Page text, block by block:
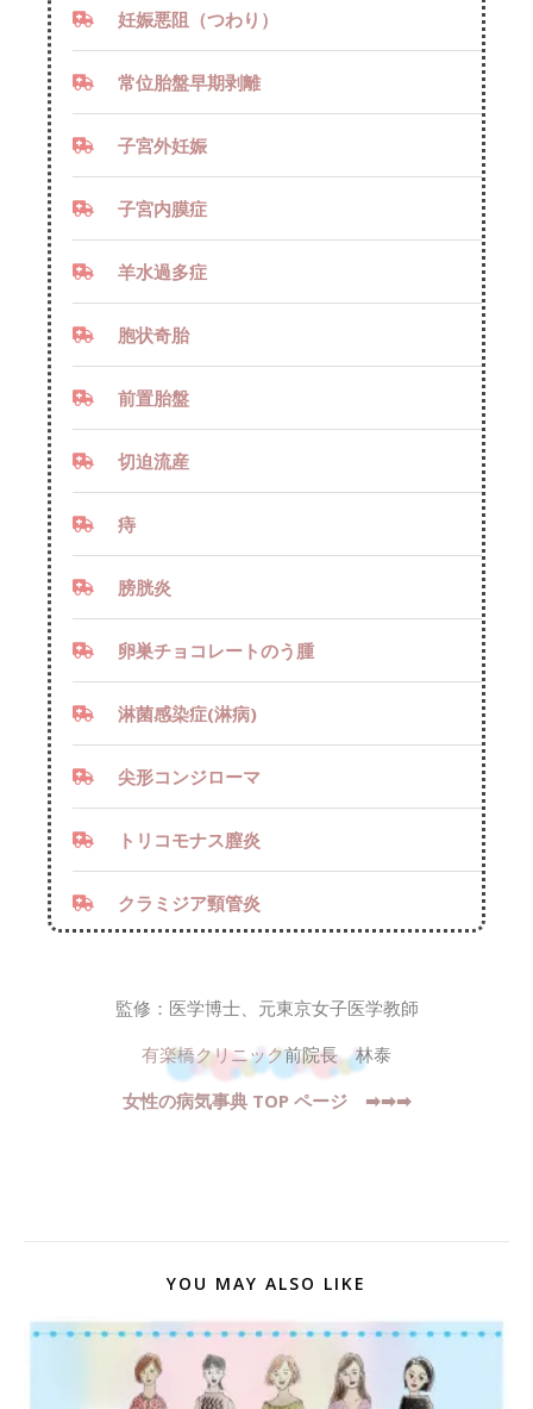
妊娠悪阻（つわり）
常位胎盤早期剥離
子宮外妊娠
子宮内膜症
羊水過多症
胞状奇胎
前置胎盤
切迫流産
痔
膀胱炎
卵巣チョコレートのう腫
淋菌感染症(淋病)
尖形コンジローマ
トリコモナス膣炎
クラミジア頸管炎
監修：医学博士、元東京女子医学教師
有楽橋クリニック前院長 林泰
女性の病気事典 TOP ページ ➡︎➡︎➡︎
YOU MAY ALSO LIKE